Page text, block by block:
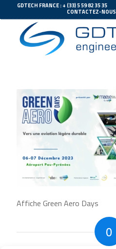
GDTECH FRANCE : + (33) 5 59 82 35 35
CONTACTEZ-NOUS
Affiche Green Aero Days
0